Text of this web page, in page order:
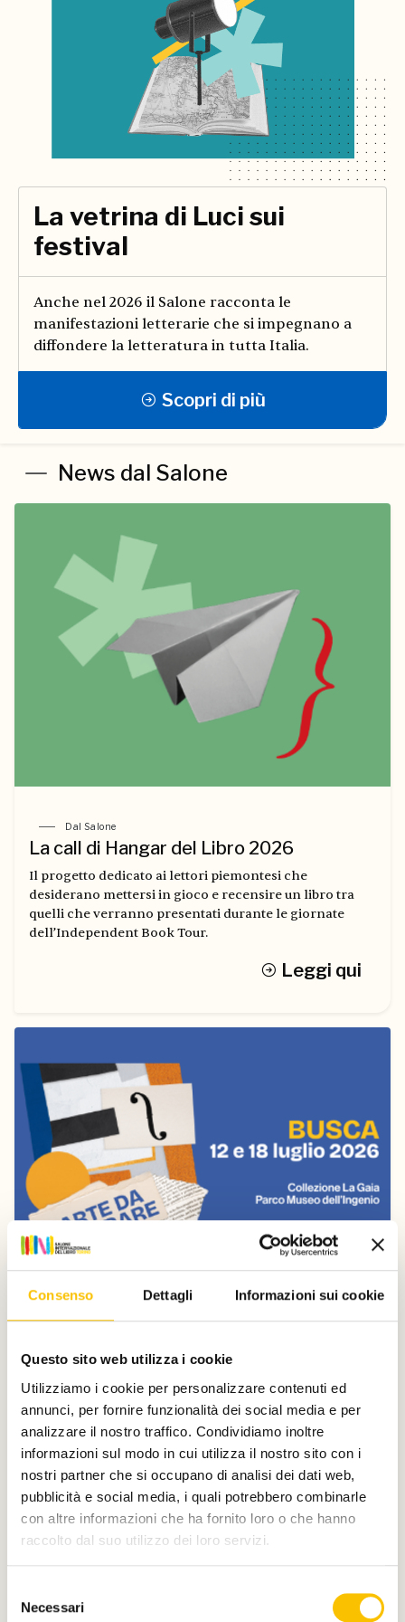
Consenso Dettagli Informazioni sui cookie
Questo sito web utilizza i cookie
Utilizziamo i cookie per personalizzare contenuti ed
annunci, per fornire funzionalità dei social media e per
analizzare il nostro traffico. Condividiamo inoltre
informazioni sul modo in cui utilizza il nostro sito con i
nostri partner che si occupano di analisi dei dati web,
pubblicità e social media, i quali potrebbero combinarle
con altre informazioni che ha fornito loro o che hanno
raccolto dal suo utilizzo dei loro servizi.
delNecessari
La vetrina di Luci sui
festival
Anche nel 2026 il Salone racconta le
manifestazioni letterarie che si impegnano a
diffondere la letteratura in tutta Italia.
Scopri di più
News dal Salone
Dal Salone
La call di Hangar del Libro 2026
Il progetto dedicato ai lettori piemontesi che
desiderano mettersi in gioco e recensire un libro tra
quelli che verranno presentati durante le giornate
dell’Independent Book Tour.
Leggi qui
Donatella Di Pietrantonio e Nicola
Lagioia a Carte da decifrare
Domenica 12 e sabato 18 luglio, la Collezione La Gaia e il
Parco Museo dell’Ingenio a Busca (CN) ospitano la
nona edizione della rassegna di letteratura e musica
dal vivo organizzata da Fondazione Artea.
Leggi qui